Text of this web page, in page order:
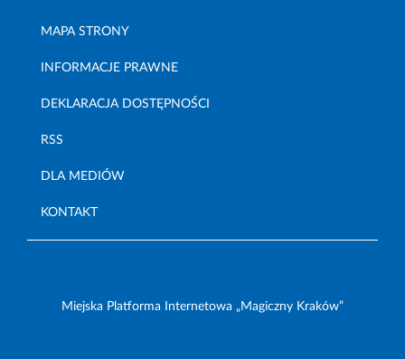
MAPA STRONY
INFORMACJE PRAWNE
DEKLARACJA DOSTĘPNOŚCI
RSS
DLA MEDIÓW
KONTAKT
Miejska Platforma Internetowa „Magiczny Kraków”